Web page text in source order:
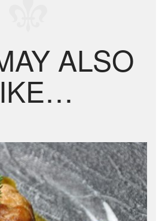
ALSO